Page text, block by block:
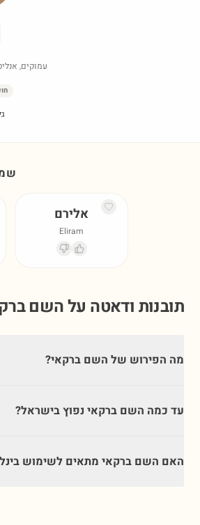
עמוקים,
אלירם
Eliram
תובנות ודאטה על השם
מה הפירוש של השם ברקאי?
עד כמה השם ברקאי נפוץ בישראל?
האם השם ברקאי מתאים לשימוש